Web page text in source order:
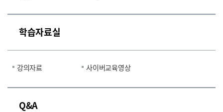
학습자료실
강의자료 사이버교육영상
Q&A